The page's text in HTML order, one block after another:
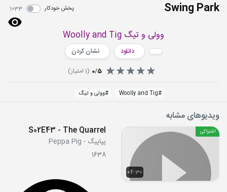
Swing Park پخش خودکار 1033
وولی و تیگ Woolly and Tig
دانلود
نشان کردن
0/5
(
1 امتیاز)
#
Woolly and Tig
#وولی و تیگ
ویدیوهای مشابه
04:30
اشتراکی S02E43 - The Quarrel
پپاپیگ - Peppa Pig
1638